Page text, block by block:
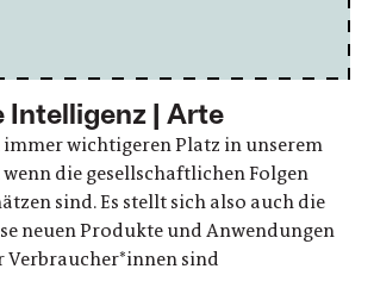
Intelligenz | Arte
wichtigeren Platz in unserem
die gesellschaftlichen Folgen
sind. Es stellt sich also auch die
neuen Produkte und Anwendungen
Verbraucher*innen sind